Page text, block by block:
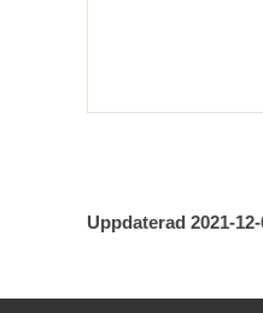
Uppdaterad 2021-